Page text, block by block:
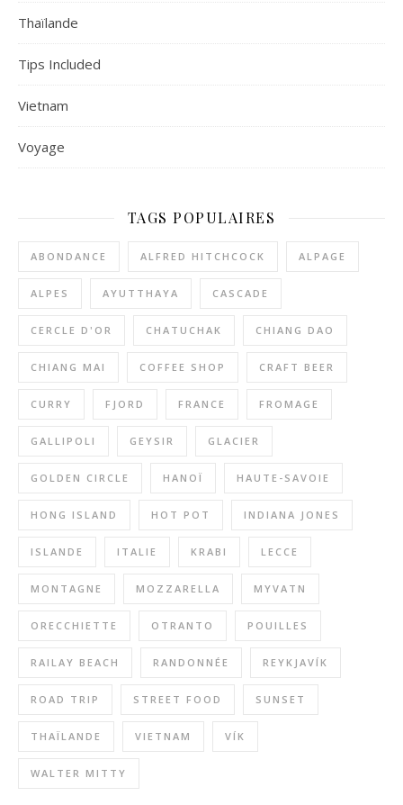
Thaïlande
Tips Included
Vietnam
Voyage
TAGS POPULAIRES
ABONDANCE ALFRED HITCHCOCK ALPAGE
ALPES AYUTTHAYA CASCADE
CERCLE D'OR CHATUCHAK CHIANG DAO
CHIANG MAI COFFEE SHOP CRAFT BEER
CURRY FJORD FRANCE FROMAGE
GALLIPOLI GEYSIR GLACIER
GOLDEN CIRCLE HANOÏ HAUTE-SAVOIE
HONG ISLAND HOT POT INDIANA JONES
ISLANDE ITALIE KRABI LECCE
MONTAGNE MOZZARELLA MYVATN
ORECCHIETTE OTRANTO POUILLES
RAILAY BEACH RANDONNÉE REYKJAVÍK
ROAD TRIP STREET FOOD SUNSET
THAÏLANDE VIETNAM VÍK
WALTER MITTY